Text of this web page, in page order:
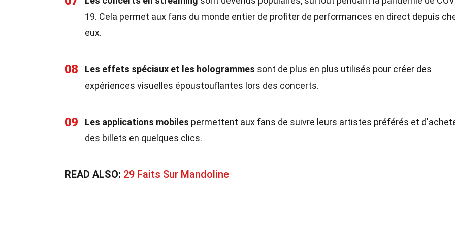
19. Cela permet aux fans du monde entier de profiter de performances en direct depuis
eux.
08 Les effets spéciaux et les hologrammes sont de plus en plus utilisés pour créer des
expériences visuelles époustouflantes lors des concerts.
09 Les applications mobiles permettent aux fans de suivre leurs artistes préférés et
des billets en quelques clics.
READ ALSO: 29 Faits Sur Mandoline